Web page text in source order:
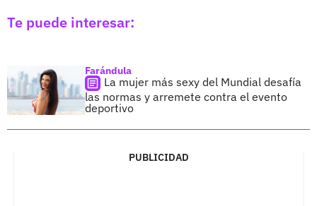
Te puede interesar:
Farándula
La mujer más sexy del Mundial desafía
las normas y arremete contra el evento
deportivo
PUBLICIDAD